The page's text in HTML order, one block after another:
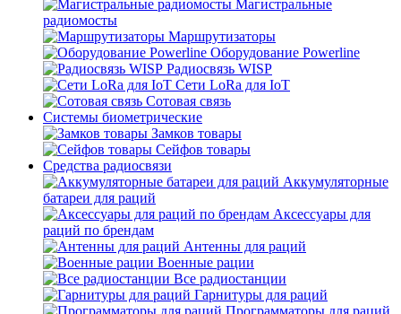
Магистральные
радиомосты
Маршрутизаторы
Оборудование Powerline
Радиосвязь WISP
Сети LoRa для IoT
Сотовая связь
Системы биометрические
Замков товары
Сейфов товары
Средства радиосвязи
Аккумуляторные
батареи для раций
Аксессуары для
раций по брендам
Антенны для раций
Военные рации
Все радиостанции
Гарнитуры для раций
Программаторы для раций